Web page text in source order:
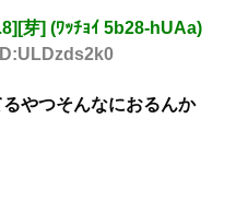
芽] (ﾜｯﾁｮｲ 5b28-hUAa)
やつそんなにおるんか